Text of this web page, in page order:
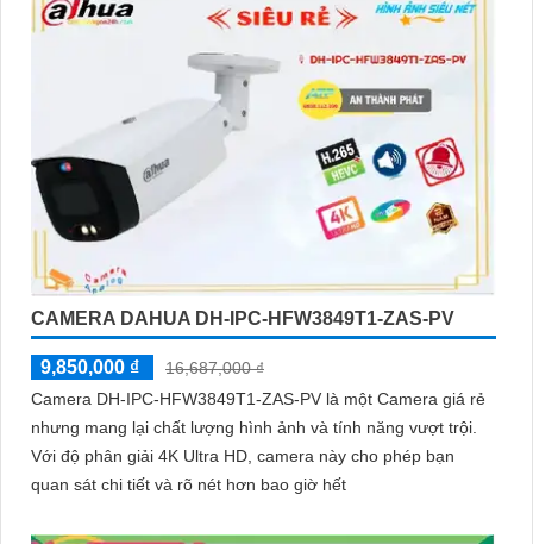
CAMERA DAHUA DH-IPC-HFW3849T1-ZAS-PV
9,850,000 ₫
16,687,000 ₫
Camera DH-IPC-HFW3849T1-ZAS-PV là một Camera giá rẻ
nhưng mang lại chất lượng hình ảnh và tính năng vượt trội.
Với độ phân giải 4K Ultra HD, camera này cho phép bạn
quan sát chi tiết và rõ nét hơn bao giờ hết